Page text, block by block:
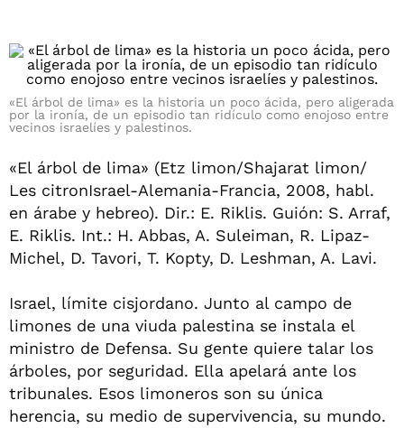
«El árbol de lima» es la historia un poco ácida, pero aligerada
por la ironía, de un episodio tan ridículo como enojoso entre
vecinos israelíes y palestinos.
«El árbol de lima» (Etz limon/Shajarat limon/
Les citronIsrael-Alemania-Francia, 2008, habl.
en árabe y hebreo). Dir.: E. Riklis. Guión: S. Arraf,
E. Riklis. Int.: H. Abbas, A. Suleiman, R. Lipaz-
Michel, D. Tavori, T. Kopty, D. Leshman, A. Lavi.
Israel, límite cisjordano. Junto al campo de
limones de una viuda palestina se instala el
ministro de Defensa. Su gente quiere talar los
árboles, por seguridad. Ella apelará ante los
tribunales. Esos limoneros son su única
herencia, su medio de supervivencia, su mundo.